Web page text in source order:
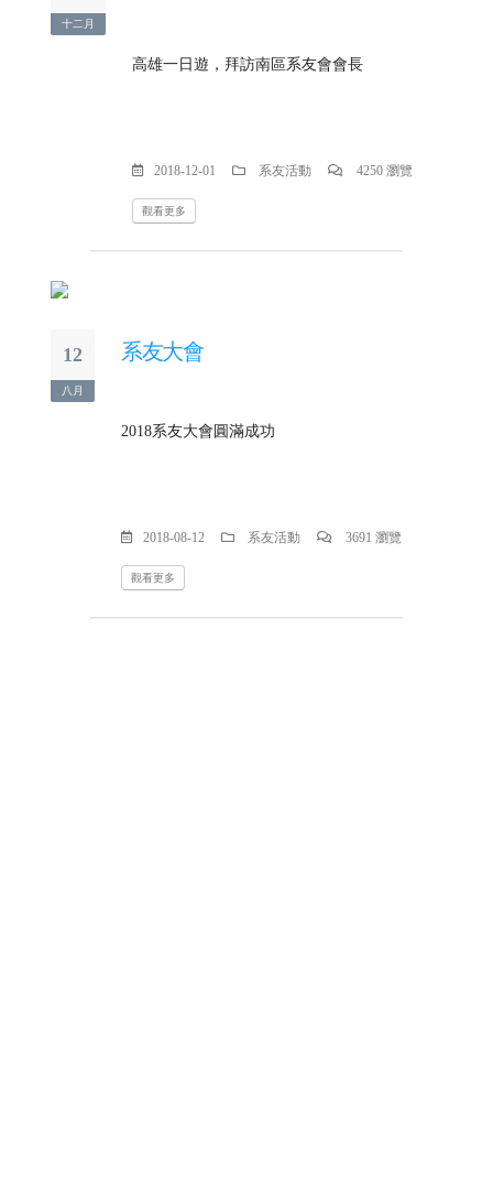
十二月
高雄一日遊，拜訪南區系友會會長
2018-12-01 系友活動 4250 瀏覽
觀看更多
12
八月
系友大會
2018系友大會圓滿成功
2018-08-12 系友活動 3691 瀏覽
觀看更多